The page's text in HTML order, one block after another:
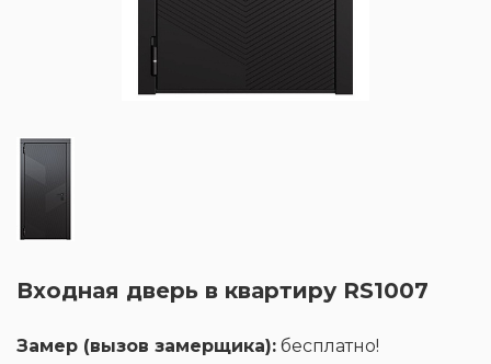
Входная дверь в квартиру RS1007
Замер (вызов замерщика): бесплатно!